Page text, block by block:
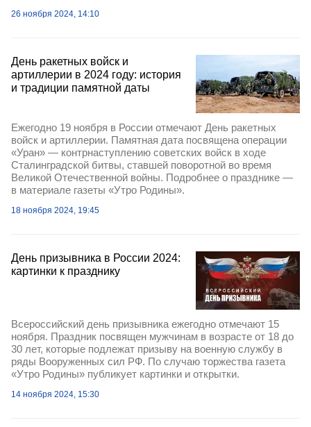
26 ноября 2024, 14:10
День ракетных войск и
артиллерии в 2024 году: история
и традиции памятной даты
Ежегодно 19 ноября в России отмечают День ракетных
войск и артиллерии. Памятная дата посвящена операции
«Уран» — контрнаступлению советских войск в ходе
Сталинградской битвы, ставшей поворотной во время
Великой Отечественной войны. Подробнее о празднике —
в материале газеты «Утро Родины».
18 ноября 2024, 19:45
День призывника в России 2024:
картинки к празднику
Всероссийский день призывника ежегодно отмечают 15
ноября. Праздник посвящен мужчинам в возрасте от 18 до
30 лет, которые подлежат призыву на военную службу в
ряды Вооруженных сил РФ. По случаю торжества газета
«Утро Родины» публикует картинки и открытки.
14 ноября 2024, 15:30